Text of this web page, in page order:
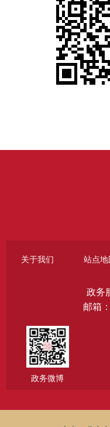
关于我们 站点地
政务
邮箱
政务微博